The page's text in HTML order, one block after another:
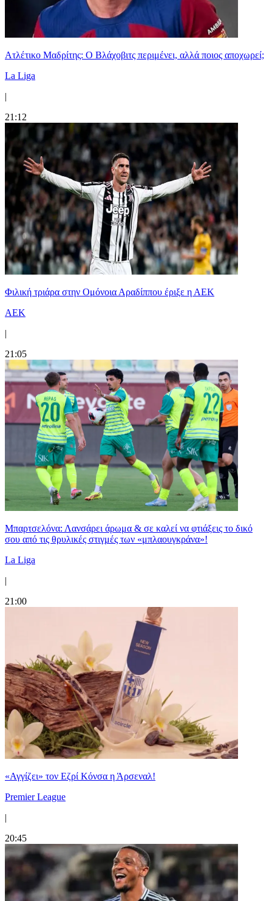
Ατλέτικο Μαδρίτης: Ο Βλάχοβιτς περιμένει, αλλά ποιος αποχωρεί;
La Liga
|
21:12
Φιλική τριάρα στην Ομόνοια Αραδίππου έριξε η ΑΕΚ
ΑΕΚ
|
21:05
Μπαρτσελόνα: Λανσάρει άρωμα & σε καλεί να φτιάξεις το δικό
σου από τις θρυλικές στιγμές των «μπλαουγκράνα»!
La Liga
|
21:00
«Αγγίζει» τον Εζρί Κόνσα η Άρσεναλ!
Premier League
|
20:45